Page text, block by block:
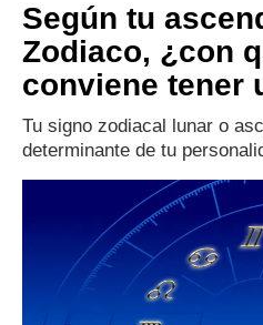
Según tu
Zodiaco, ¿con
conviene tener
Tu signo zodiacal lunar o
determinante de tu